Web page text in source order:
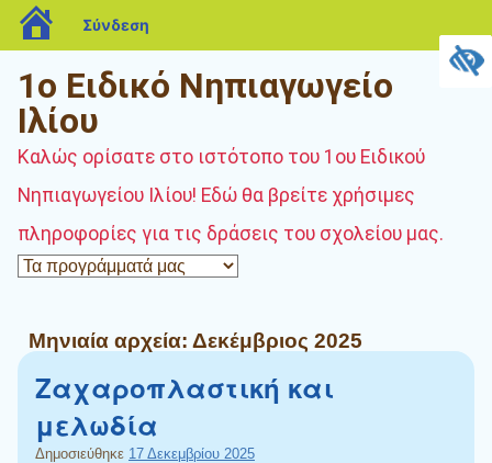
1ο Ειδικό Νηπιαγωγείο
Ιλίου
Καλώς ορίσατε στο ιστότοπο του 1ου Ειδικού
Νηπιαγωγείου Ιλίου! Εδώ θα βρείτε χρήσιμες
πληροφορίες για τις δράσεις του σχολείου μας.
Μηνιαία αρχεία: Δεκέμβριος 2025
Ζαχαροπλαστική και
μελωδία
Δημοσιεύθηκε 17 Δεκεμβρίου 2025
blogs.sch.gr
Σύνδεση